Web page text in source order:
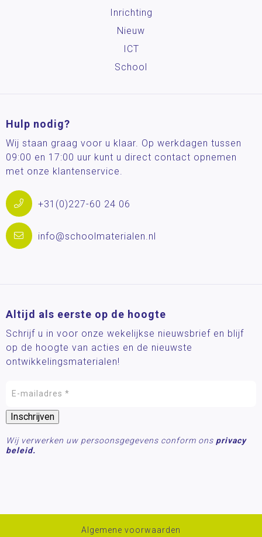
Inrichting
Nieuw
ICT
School
Hulp nodig?
Wij staan graag voor u klaar. Op werkdagen tussen
09:00 en 17:00 uur kunt u direct contact opnemen
met onze klantenservice.
+31(0)227-60 24 06
info@schoolmaterialen.nl
Altijd als eerste op de hoogte
Schrijf u in voor onze wekelijkse nieuwsbrief en blijf
op de hoogte van acties en de nieuwste
ontwikkelingsmaterialen!
Wij verwerken uw persoonsgegevens conform ons privacy
beleid.
Algemene voorwaarden